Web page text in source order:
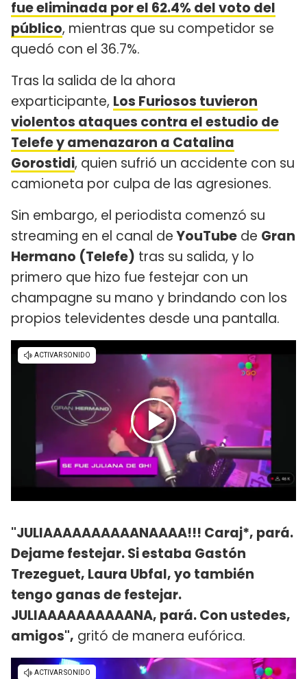
fue eliminada por el 62.4% del voto del
público, mientras que su competidor se
quedó con el 36.7%.
Tras la salida de la ahora
exparticipante, Los Furiosos tuvieron
violentos ataques contra el estudio de
Telefe y amenazaron a Catalina
Gorostidi, quien sufrió un accidente con su
camioneta por culpa de las agresiones.
Sin embargo, el periodista comenzó su
streaming en el canal deYouTube de Gran
Hermano (Telefe) tras su salida, y lo
primero que hizo fue festejar con un
champagne su mano y brindando con los
propios televidentes desde una pantalla.
"JULIAAAAAAAAAANAAAA!!! Caraj*, pará.
Dejame festejar. Si estaba Gastón
Trezeguet, Laura Ubfal, yo también
tengo ganas de festejar.
JULIAAAAAAAAAANA, pará. Con ustedes,
amigos", gritó de manera eufórica.